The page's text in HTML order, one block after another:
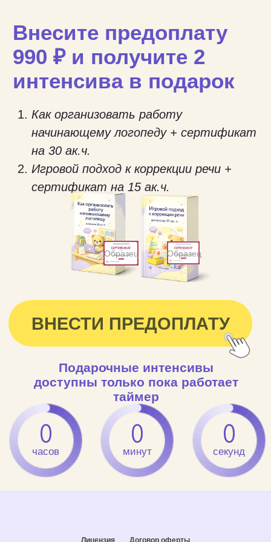
Внесите предоплату
990 ₽ и получите 2
интенсива в подарок
ВНЕСТИ ПРЕДОПЛАТУ
Как организовать работу
начинающему логопеду + сертификат
Игровой подход к коррекции речи +
сертификат на 15 ак.ч.
Подарочные интенсивы
доступны только пока работает
часов минут секунд
Образец
Лицензия Договор оферты